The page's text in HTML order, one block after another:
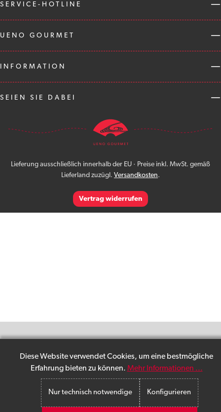
SERVICE-HOTLINE
UENO GOURMET
INFORMATION
SEIEN SIE DABEI
Lieferung ausschließlich innerhalb der EU · Preise inkl. MwSt. gemäß
Lieferland zuzügl. Versandkosten.
Vertrag widerrufen
Diese Website verwendet Cookies, um eine bestmögliche
Erfahrung bieten zu können. Mehr Informationen ...
Nur technisch notwendige Konfigurieren